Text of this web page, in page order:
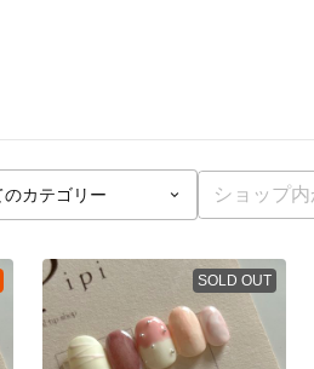
SOLD OUT